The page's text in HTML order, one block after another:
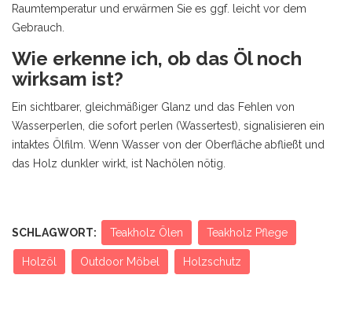
Raumtemperatur und erwärmen Sie es ggf. leicht vor dem
Gebrauch.
Wie erkenne ich, ob das Öl noch
wirksam ist?
Ein sichtbarer, gleichmäßiger Glanz und das Fehlen von
Wasserperlen, die sofort perlen (Wassertest), signalisieren ein
intaktes Ölfilm. Wenn Wasser von der Oberfläche abfließt und
das Holz dunkler wirkt, ist Nachölen nötig.
SCHLAGWORT: Teakholz Ölen Teakholz Pflege
Holzöl Outdoor Möbel Holzschutz